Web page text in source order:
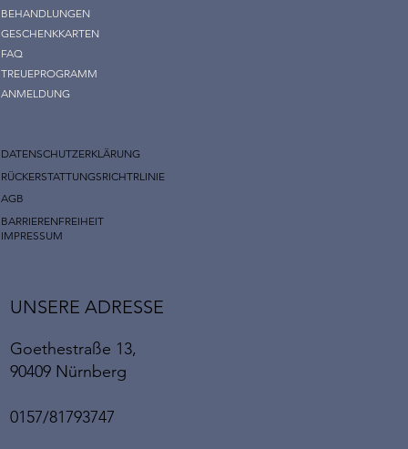
BEHANDLUNGEN
GESCHENKKARTEN
FAQ
TREUEPROGRAMM
ANMELDUNG
DATENSCHUTZERKLÄRUNG
RÜCKERSTATTUNGSRICHTRLINIE
AGB
BARRIERENFREIHEIT
IMPRESSUM
UNSERE ADRESSE
Goethestraße 13,
90409 Nürnberg
0157/81793747